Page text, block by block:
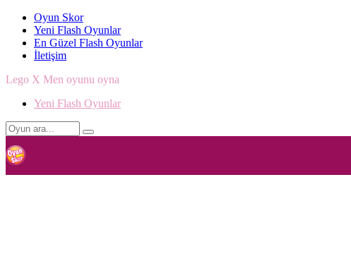
Oyun Skor
Yeni Flash Oyunlar
En Güzel Flash Oyunlar
İletişim
Lego X Men oyunu oyna
Yeni Flash Oyunlar